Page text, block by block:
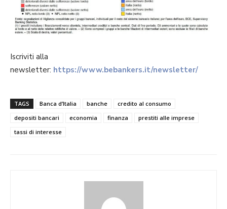
Iscriviti alla
newsletter: https://www.bebankers.it/newsletter/
TAGS Banca d’Italia banche
credito al consumo
depositi bancari
economia finanza
prestiti alle imprese
tassi di interesse